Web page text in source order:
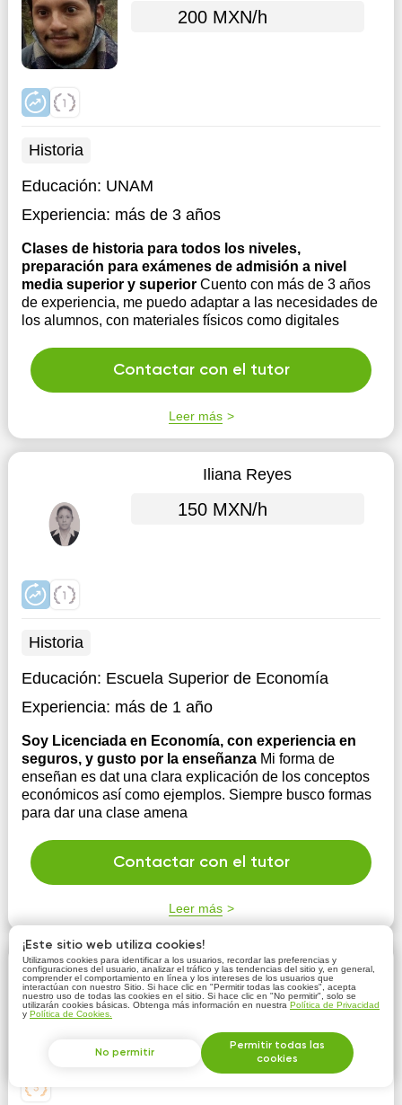
200 MXN/h
Historia
Educación: UNAM
Experiencia: más de 3 años
Clases de historia para todos los niveles,
preparación para exámenes de admisión a nivel
media superior y superior Cuento con más de 3 años
de experiencia, me puedo adaptar a las necesidades de
los alumnos, con materiales físicos como digitales
Contactar con el tutor
Leer más
Iliana Reyes
150 MXN/h
Historia
Educación: Escuela Superior de Economía
Experiencia: más de 1 año
Soy Licenciada en Economía, con experiencia en
seguros, y gusto por la enseñanza Mi forma de
enseñan es dat una clara explicación de los conceptos
económicos así como ejemplos. Siempre busco formas
para dar una clase amena
Contactar con el tutor
Leer más
Joel Andrés Castilla Rosado
100 MXN/h
¡Este sitio web utiliza cookies!
Utilizamos cookies para identificar a los usuarios, recordar las preferencias y
configuraciones del usuario, analizar el tráfico y las tendencias del sitio y, en general,
comprender el comportamiento en línea y los intereses de los usuarios que
interactúan con nuestro Sitio. Si hace clic en "Permitir todas las cookies", acepta
nuestro uso de todas las cookies en el sitio. Si hace clic en "No permitir", solo se
utilizarán cookies básicas. Obtenga más información en nuestra Política de Privacidad
y Política de Cookies.
Permitir todas las
cookies
No permitir